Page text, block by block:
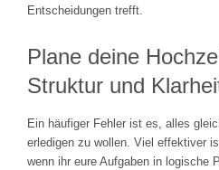
Entscheidungen trefft.
Plane deine
Struktur und
Ein häufiger Fehler ist es, alles
erledigen zu wollen. Viel effektiver
wenn ihr eure Aufgaben in logische